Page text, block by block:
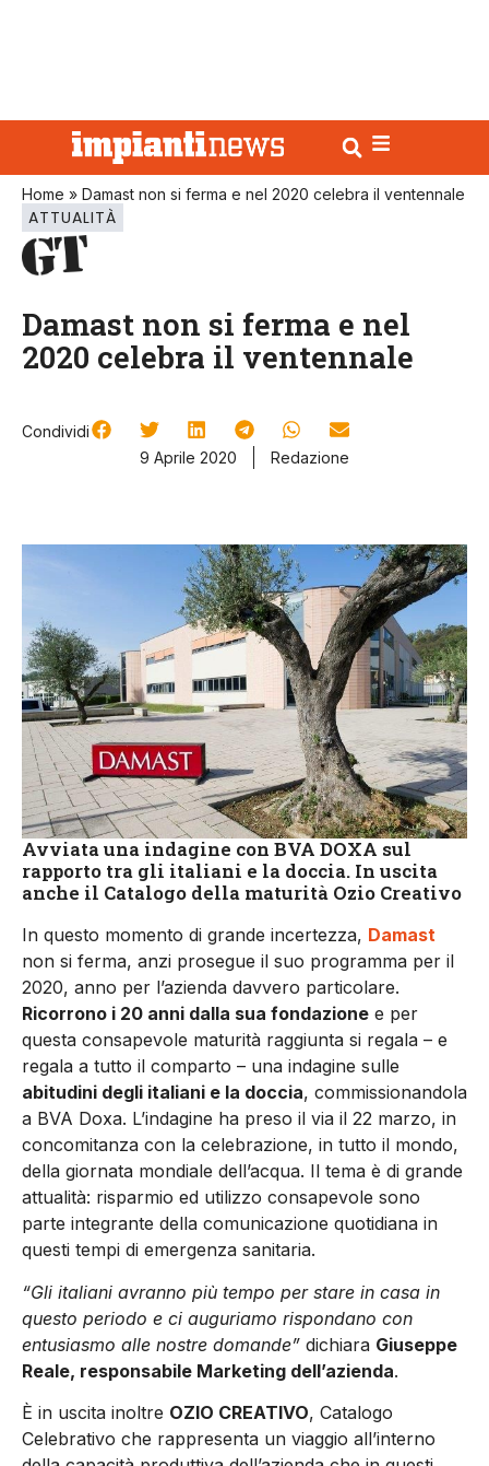
Home » Damast non si ferma e nel 2020 celebra il ventennale
ATTUALITÀ
Damast non si ferma e nel
2020 celebra il ventennale
Condividi
9 Aprile 2020
Redazione
Avviata una indagine con BVA DOXA sul
rapporto tra gli italiani e la doccia. In uscita
anche il Catalogo della maturità Ozio Creativo
In questo momento di grande incertezza, Damast
non si ferma, anzi prosegue il suo programma per il
2020, anno per l’azienda davvero particolare.
Ricorrono i 20 anni dalla sua fondazione e per
questa consapevole maturità raggiunta si regala – e
regala a tutto il comparto – una indagine sulle
abitudini degli italiani e la doccia, commissionandola
a BVA Doxa. L’indagine ha preso il via il 22 marzo, in
concomitanza con la celebrazione, in tutto il mondo,
della giornata mondiale dell’acqua. Il tema è di grande
attualità: risparmio ed utilizzo consapevole sono
parte integrante della comunicazione quotidiana in
questi tempi di emergenza sanitaria.
“Gli italiani avranno più tempo per stare in casa in
questo periodo e ci auguriamo rispondano con
entusiasmo alle nostre domande” dichiara Giuseppe
Reale, responsabile Marketing dell’azienda.
È in uscita inoltre OZIO CREATIVO, Catalogo
Celebrativo che rappresenta un viaggio all’interno